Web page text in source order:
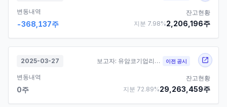
변동내역
-368,137주
잔고현황
지분 7.98%2,206,196주
2025-03-27 보고자: 유암코기업리바운스제팔차기업재무안정사모투자 이전 공시
변동내역
0주
잔고현황
지분 72.89%29,263,459주